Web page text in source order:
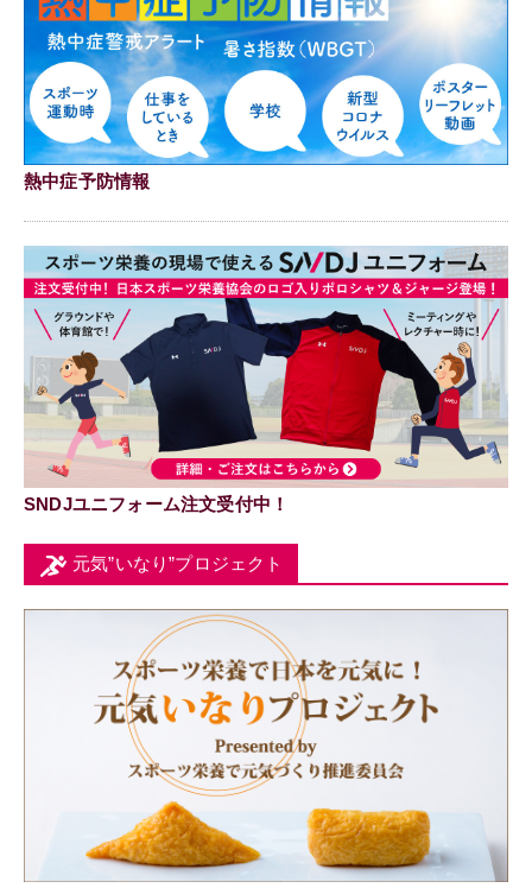
熱中症予防情報
SNDJユニフォーム注文受付中！
元気”いなり”プロジェクト